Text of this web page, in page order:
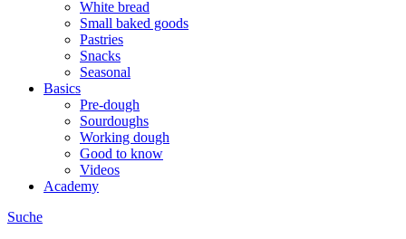
White bread
Small baked goods
Pastries
Snacks
Seasonal
Basics
Pre-dough
Sourdoughs
Working dough
Good to know
Videos
Academy
Suche